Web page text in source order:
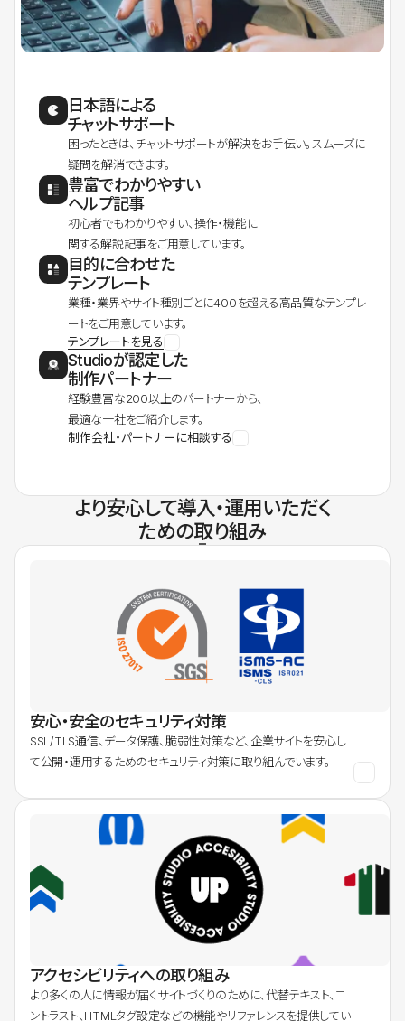
日本語による
チャットサポート
困ったときは、チャットサポートが解決をお手伝い。スムーズに
疑問を解消できます。
豊富でわかりやすい
ヘルプ記事
初心者でもわかりやすい、操作・機能に
関する解説記事をご用意しています。
目的に合わせた
テンプレート
業種・業界やサイト種別ごとに400を超える高品質なテンプレ
ートをご用意しています。
テンプレートを見る
Studioが認定した
制作パートナー
経験豊富な200以上のパートナーから、
最適な一社をご紹介します。
制作会社・パートナーに相談する
より安心して導入・運用いただく
ための取り組み
安心・安全のセキュリティ対策
SSL/TLS通信、データ保護、脆弱性対策など、企業サイトを安心し
て公開・運用するためのセキュリティ対策に取り組んでいます。
アクセシビリティへの取り組み
より多くの人に情報が届くサイトづくりのために、代替テキスト、コ
ントラスト、HTMLタグ設定などの機能やリファレンスを提供してい